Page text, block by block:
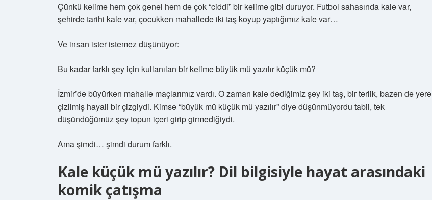
Çünkü kelime hem çok genel hem de çok “ciddi” bir kelime gibi duruyor. Futbol sahasında kale var,
şehirde tarihi kale var, çocukken mahallede iki taş koyup yaptığımız kale var…
Ve insan ister istemez düşünüyor:
Bu kadar farklı şey için kullanılan bir kelime büyük mü yazılır küçük mü?
İzmir’de büyürken mahalle maçlarımız vardı. O zaman kale dediğimiz şey iki taş, bir terlik, bazen de yere
çizilmiş hayali bir çizgiydi. Kimse “büyük mü küçük mü yazılır” diye düşünmüyordu tabii, tek
düşündüğümüz şey topun içeri girip girmediğiydi.
Ama şimdi… şimdi durum farklı.
Kale küçük mü yazılır? Dil bilgisiyle hayat arasındaki
komik çatışma